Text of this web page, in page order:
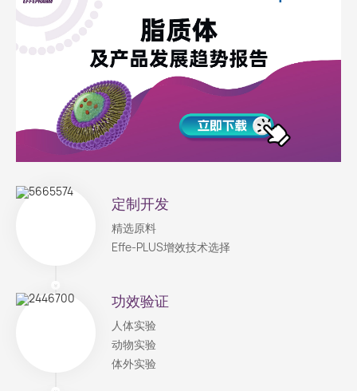
定制开发
精选原料
Effe-PLUS增效技术选择
功效验证
人体实验
动物实验
体外实验